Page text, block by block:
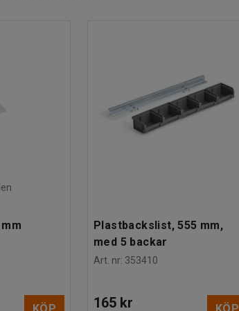
och
Plastbackslist, 555 mm,
med 5 backar
Art. nr: 353410
165 kr